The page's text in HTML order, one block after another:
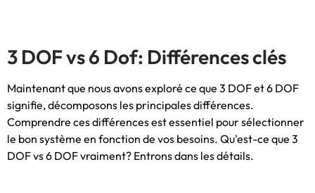
3 DOF vs 6 Dof: Différences clés
Maintenant que nous avons exploré ce que 3 DOF et 6 DOF
signifie, décomposons les principales différences.
Comprendre ces différences est essentiel pour sélectionner
le bon système en fonction de vos besoins. Qu'est-ce que 3
DOF vs 6 DOF vraiment? Entrons dans les détails.